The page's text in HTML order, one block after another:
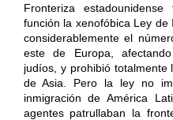
Fronteriza
función la xenofóbica Ley
considerablemente el
este de Europa,
judíos, y prohibió
de Asia. Pero la ley no
inmigración de América
agentes patrullaban la